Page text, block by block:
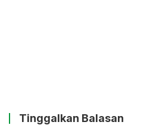
Tinggalkan Balasan